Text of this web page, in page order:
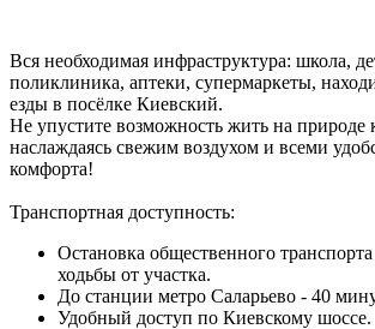
Вся необходимая инфраструктура: школа,
поликлиника, аптеки, супермаркеты,
езды в посёлке Киевский.
Не упустите возможность жить на природе
наслаждаясь свежим воздухом и всеми
комфорта!
Транспортная доступность:
Остановка общественного
ходьбы от участка.
До станции метро Саларьево - 40
Удобный доступ по Киевскому шоссе.